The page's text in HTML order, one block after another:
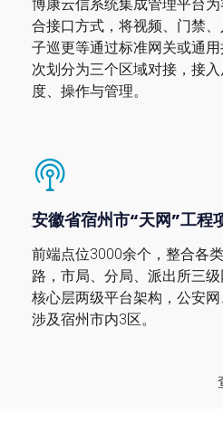
博康云信系统集成管理平台
合接口方式，将视频、门禁
子巡更等通过标准网关或通
次划分为三个区域对接，接
度、操作与管理。
安徽省宿州市“天网”工程
前端点位3000余个，整合各
路，市局、分局、派出所三级
核心层两级平台架构，公安网
涉及宿州市内3区。